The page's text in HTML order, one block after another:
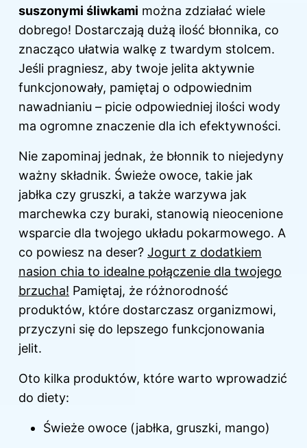
suszonymi śliwkami można zdziałać wiele
dobrego! Dostarczają dużą ilość błonnika, co
znacząco ułatwia walkę z twardym stolcem.
Jeśli pragniesz, aby twoje jelita aktywnie
funkcjonowały, pamiętaj o odpowiednim
nawadnianiu – picie odpowiedniej ilości wody
ma ogromne znaczenie dla ich efektywności.
Nie zapominaj jednak, że błonnik to niejedyny
ważny składnik. Świeże owoce, takie jak
jabłka czy gruszki, a także warzywa jak
marchewka czy buraki, stanowią nieocenione
wsparcie dla twojego układu pokarmowego. A
co powiesz na deser? Jogurt z dodatkiem
nasion chia to idealne połączenie dla twojego
brzucha! Pamiętaj, że różnorodność
produktów, które dostarczasz organizmowi,
przyczyni się do lepszego funkcjonowania
jelit.
Oto kilka produktów, które warto wprowadzić
do diety:
Świeże owoce (jabłka, gruszki, mango)